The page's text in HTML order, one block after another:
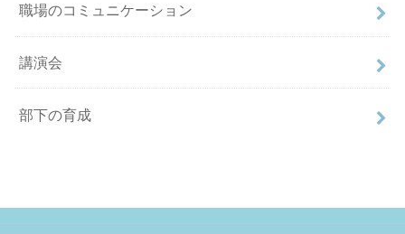
職場のコミュニケーション
講演会
部下の育成